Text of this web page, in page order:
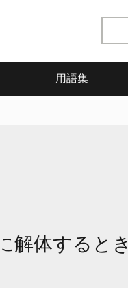
用語集
解体するとき